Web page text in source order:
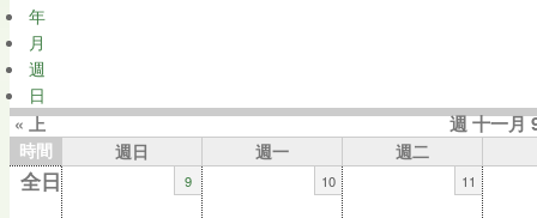
年
月
週
日
« 上
週 十一月
時間 週日 週一 週二
全日 9 10 11